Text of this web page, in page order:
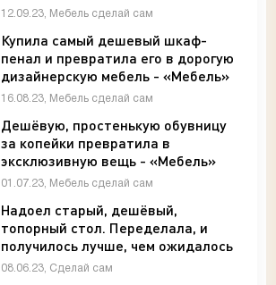
12.09.23, Мебель сделай сам
Купила самый дешевый шкаф-
пенал и превратила его в дорогую
дизайнерскую мебель - «Мебель»
16.08.23, Мебель сделай сам
Дешёвую, простенькую обувницу
за копейки превратила в
эксклюзивную вещь - «Мебель»
01.07.23, Мебель сделай сам
Надоел старый, дешёвый,
топорный стол. Переделала, и
получилось лучше, чем ожидалось
- «Своими руками»
08.06.23, Сделай сам